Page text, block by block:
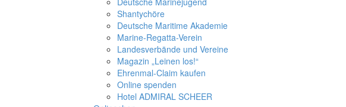
Shantychöre
Deutsche Maritime Akademie
Marine-Regatta-Verein
Landesverbände und Vereine
Magazin „Leinen los!“
Ehrenmal-Claim kaufen
Online spenden
Hotel ADMIRAL SCHEER